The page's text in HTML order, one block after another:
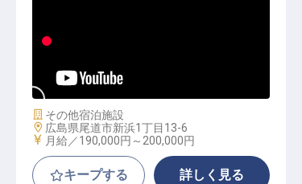
転勤なし／経験不問／研修完備
施設業態
その他宿泊施設
勤務地
広島県尾道市新浜1丁目13-6
給与
月給／190,000円～ 200,000円
キープする 詳しく見る